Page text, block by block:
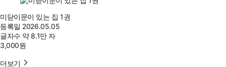
미닫이문이 있는 집 1권
등록일 2026.05.05
글자수 약 8.1만 자
3,000원
더보기